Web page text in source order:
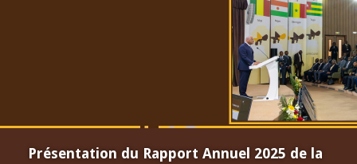
Présentation du Rapport Annuel 2025 de la